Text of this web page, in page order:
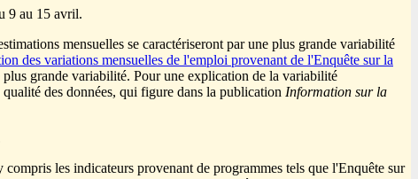
9 au 15 avril.
mensuelles se caractériseront par une plus grande variabilité
des variations mensuelles de l'emploi provenant de l'Enquête sur la
plus grande variabilité. Pour une explication de la variabilité
des données, qui figure dans la publication Information sur la
les indicateurs provenant de programmes tels que l'Enquête sur